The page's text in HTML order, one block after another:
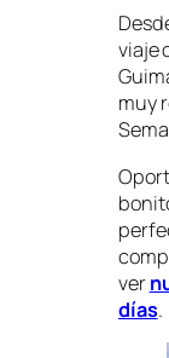
viaje
muy
ver
días.